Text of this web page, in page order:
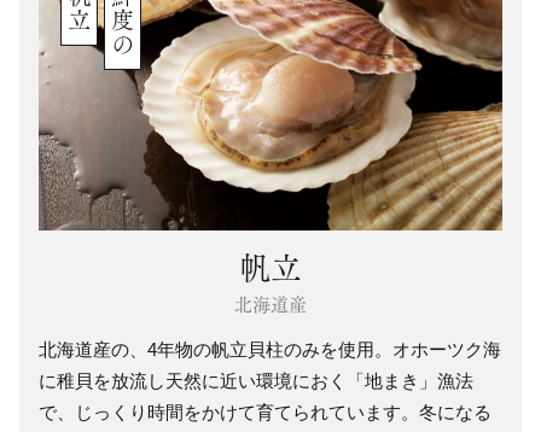
帆立
北海道産
北海道産の、4年物の帆立貝柱のみを使用。オホーツク海
に稚貝を放流し天然に近い環境におく「地まき」漁法
で、じっくり時間をかけて育てられています。冬になる